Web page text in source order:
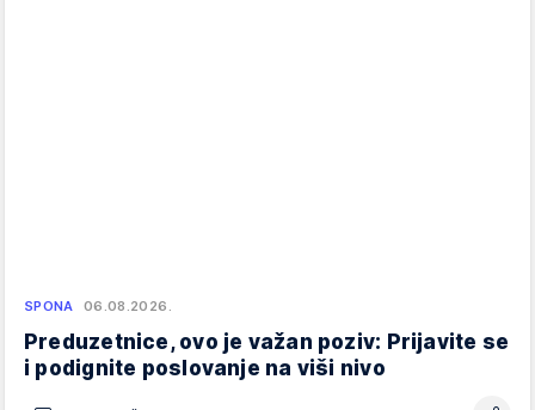
SPONA 06.08.2026.
Preduzetnice, ovo je važan poziv: Prijavite se
i podignite poslovanje na viši nivo